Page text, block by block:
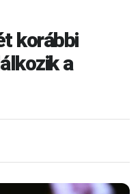
korábbi
a